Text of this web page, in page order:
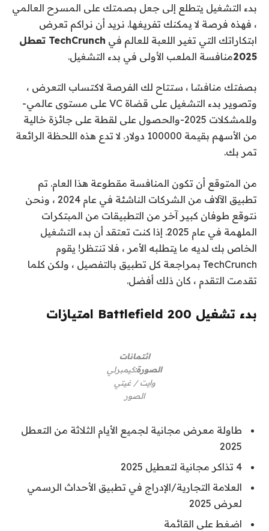
بدء التشغيل يتطلع إلى جعل بصمتك على المسرح العالمي
، فهذه فرصة لا يمكنك تفريغها. نريد أن نراكم تعرض
ابتكاراتك التي تغير اللعبة للعالم في
TechCrunch تعطل
2025منافسة الملعب الأولى في بدء التشغيل.
بصفتك منافسًا ، ستتاح لك الفرصة لاكتساب التعرض ،
وتصوير بدء التشغيل على قضاة VC على مستوى عالمي-
وللمشكلات 2025-والحصول على لقطة على جائزة خالية
من الأسهم بقيمة 100000 دولار. لا تدع هذه اللحظة الرائعة
تمر بك.
من المتوقع أن تكون المنافسة مقطوعة هذا العام. تم
تطبيق الآلاف من الشركات الناشئة في عام 2024 ، ونحن
نتوقع طوفان كبير آخر من التطبيقات من المبتكرات
الملهمة في عام 2025. إذا كنت تعتقد أن بدء التشغيل
الخاص بك لديه ما يتطلبه الأمر ، فلا تنتظر! يقوم
TechCrunch بمراجعة كل تطبيق بالتفصيل ، ولكن كلما
تقدمت التقدم ، كان ذلك أفضل.
بدء تشغيل Battlefield 200 امتيازات
ائتمانات
الصورة:كيمبرلي
وايت / غيتي
الصور
طاولة معرض مجانية لجميع الأيام الثلاثة من التعطل
2025
4 تذاكر مجانية لتعطيل 2025
العلامة التجارية/الإدراج في تطبيق الأحداث الرسمي
لعرض 2025
اضغط على القائمة